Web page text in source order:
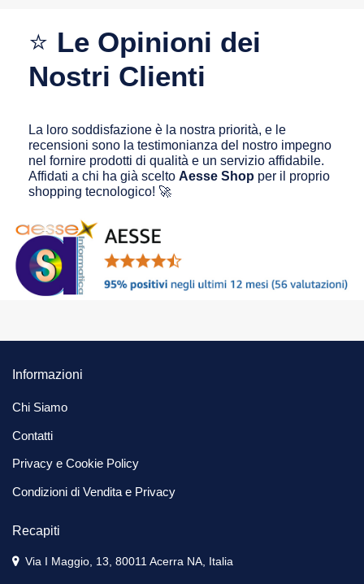
⭐ Le Opinioni dei
Nostri Clienti
La loro soddisfazione è la nostra priorità, e le
recensioni sono la testimonianza del nostro impegno
nel fornire prodotti di qualità e un servizio affidabile.
Affidati a chi ha già scelto Aesse Shop per il proprio
shopping tecnologico! 🚀
Informazioni
Chi Siamo
Contatti
Privacy e Cookie Policy
Condizioni di Vendita e Privacy
Recapiti
Via I Maggio, 13, 80011 Acerra NA, Italia